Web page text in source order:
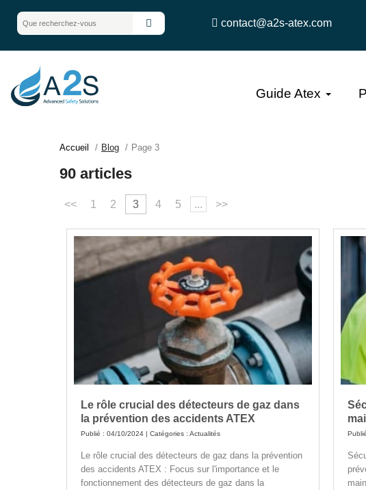
contact@a2s-atex.com
Guide Atex
Accueil Blog Page 3
90 articles
<< 1 2 3 4 5 ... >>
Le rôle crucial des détecteurs de gaz dans
la prévention des accidents ATEX
Publié : 04/10/2024 | Catégories : Actualités
Le rôle crucial des détecteurs de gaz dans la prévention
des accidents ATEX : Focus sur l'importance et le
fonctionnement des détecteurs de gaz dans la